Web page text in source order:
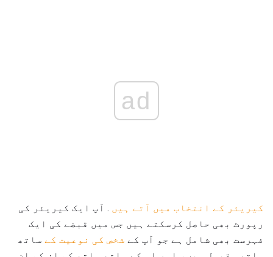
ad
کیریئر کے انتخاب میں آتے ہیں . آپ ایک کیریئر کی
رپورٹ بھی حاصل کرسکتے ہیں جس میں قبضے کی ایک
فہرست بھی شامل ہے جو آپ کے شخص کی نوعیت کے ساتھ